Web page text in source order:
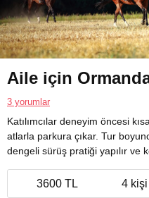
Aile için
3 yorumlar
Katılımcılar deneyim öncesi
atlarla parkura çıkar. Tur
dengeli sürüş pratiği yapılır ve
3600 TL 4 kişi